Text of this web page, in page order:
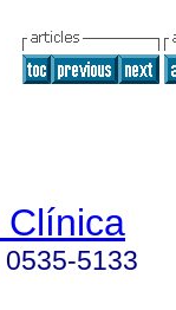
Clínica
0535-5133